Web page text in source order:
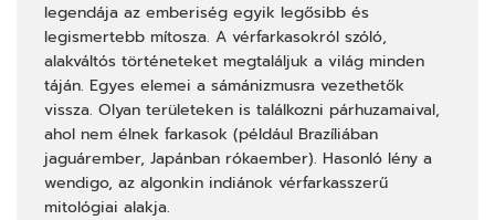
legendája az emberiség egyik legősibb és
legismertebb mítosza. A vérfarkasokról szóló,
alakváltós történeteket megtaláljuk a világ minden
táján. Egyes elemei a sámánizmusra vezethetők
vissza. Olyan területeken is találkozni párhuzamaival,
ahol nem élnek farkasok (például Brazíliában
jaguárember, Japánban rókaember). Hasonló lény a
wendigo, az algonkin indiánok vérfarkasszerű
mitológiai alakja.